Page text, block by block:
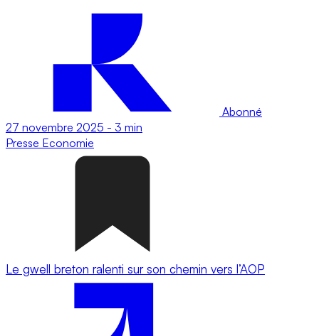
Abonné
27 novembre 2025 - 3 min
Presse Economie
Le gwell breton ralenti sur son chemin vers l’AOP